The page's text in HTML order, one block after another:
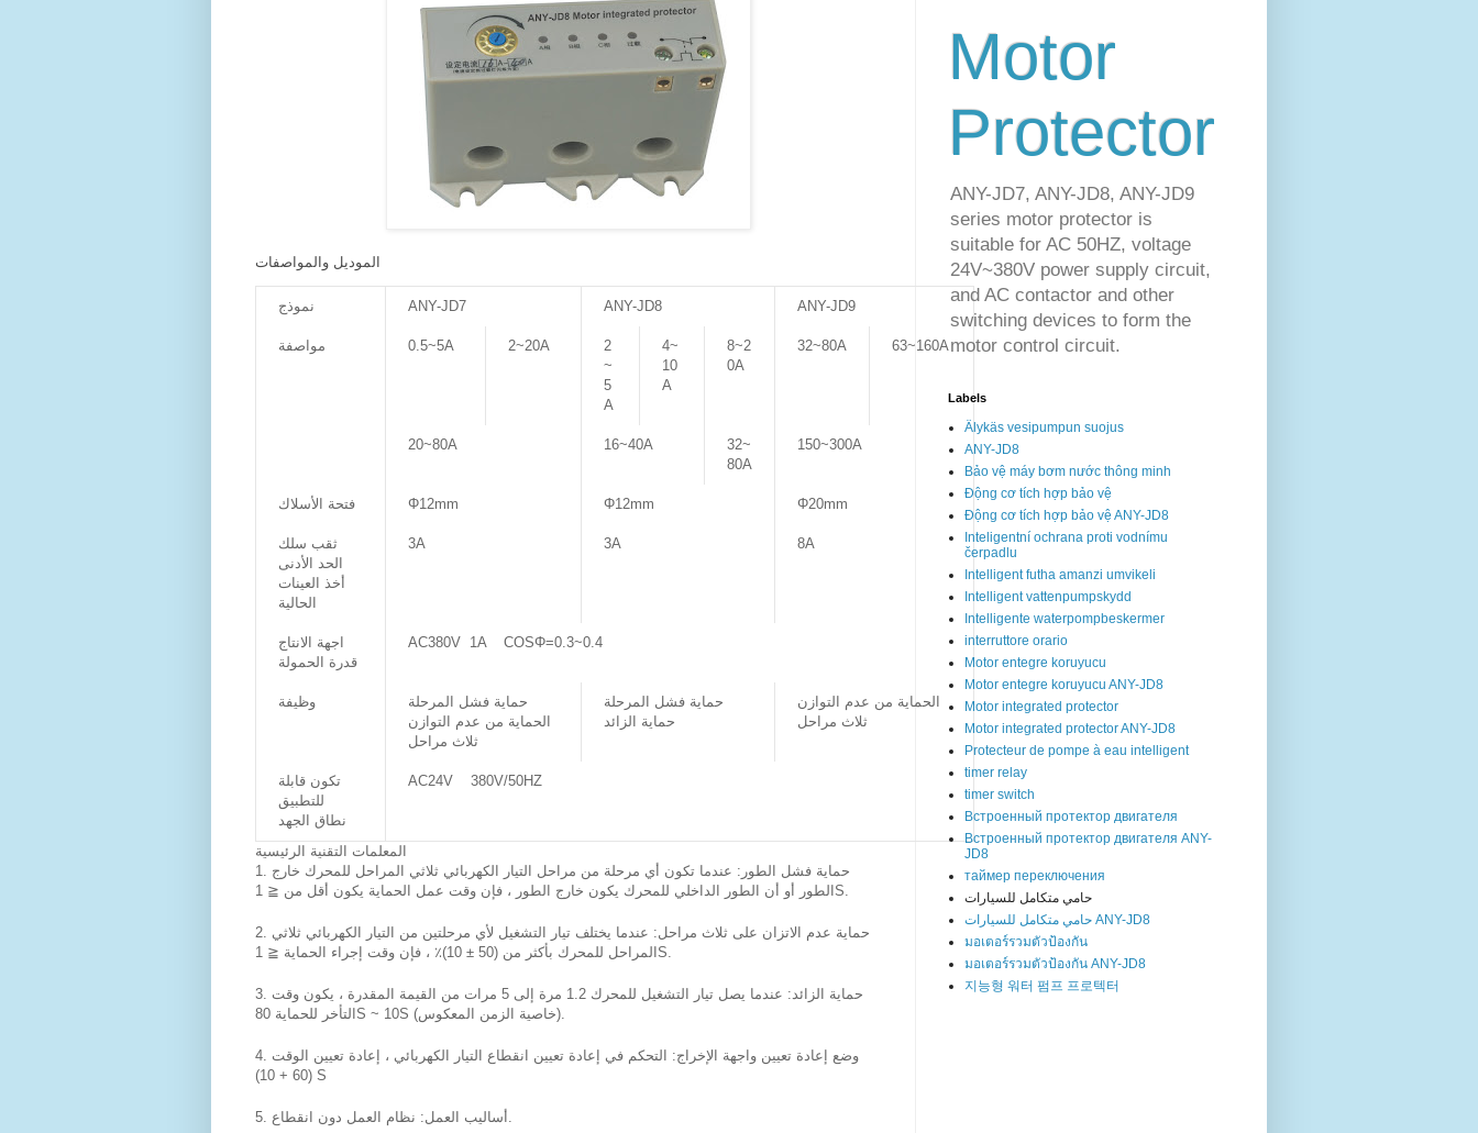
الموديل والمواصفات
نموذج ANY-JD7 ANY-JD8 ANY-JD9
مواصفة 0.5~5A 2~20A
2
~
5
A
4~
10
A
8~2
0A
32~80A 63~160A
20~80A 16~40A
32~
80A
150~300A
فتحة الأسلاك Φ12mm Φ12mm Φ20mm
ثقب سلك
الحد الأدنى
أخذ العينات
الحالية
3A 3A 8A
اجهة الانتاج
قدرة الحمولة
AC380V 1A COSΦ=0.3~0.4
وظيفة
حماية فشل المرحلة
الحماية من عدم التوازن
ثلاث مراحل
حماية فشل المرحلة
حماية الزائد
الحماية من عدم التوازن
ثلاث مراحل
تكون قابلة
للتطبيق
نطاق الجهد
AC24V 380V/50HZ
المعلمات التقنية الرئيسية
1. حماية فشل الطور: عندما تكون أي مرحلة من مراحل التيار الكهربائي ثلاثي المراحل للمحرك خارج
الطور أو أن الطور الداخلي للمحرك يكون خارج الطور ، فإن وقت عمل الحماية يكون أقل من ≦ 1S.
2. حماية عدم الاتزان على ثلاث مراحل: عندما يختلف تيار التشغيل لأي مرحلتين من التيار الكهربائي ثلاثي
المراحل للمحرك بأكثر من (50 ± 10)٪ ، فإن وقت إجراء الحماية ≦ 1S.
3. حماية الزائد: عندما يصل تيار التشغيل للمحرك 1.2 مرة إلى 5 مرات من القيمة المقدرة ، يكون وقت
التأخر للحماية 80S ~ 10S (خاصية الزمن المعكوس).
4. وضع إعادة تعيين واجهة الإخراج: التحكم في إعادة تعيين انقطاع التيار الكهربائي ، إعادة تعيين الوقت
(60 + 10) S
Motor
Protector
ANY-JD7, ANY-JD8, ANY-JD9
series motor protector is
suitable for AC 50HZ, voltage
24V~380V power supply circuit,
and AC contactor and other
switching devices to form the
motor control circuit.
Labels
Älykäs vesipumpun suojus
ANY-JD8
Bảo vệ máy bơm nước thông minh
Động cơ tích hợp bảo vệ
Động cơ tích hợp bảo vệ ANY-JD8
Inteligentní ochrana proti vodnímu
čerpadlu
Intelligent futha amanzi umvikeli
Intelligent vattenpumpskydd
Intelligente waterpompbeskermer
interruttore orario
Motor entegre koruyucu
Motor entegre koruyucu ANY-JD8
Motor integrated protector
Motor integrated protector ANY-JD8
Protecteur de pompe à eau intelligent
timer relay
timer switch
Встроенный протектор двигателя
Встроенный протектор двигателя ANY-
JD8
таймер переключения
حامي متكامل للسيارات
حامي متكامل للسيارات ANY-JD8
มอเตอร์รวมตัวป้องกัน
มอเตอร์รวมตัวป้องกัน ANY-JD8
지능형 워터 펌프 프로텍터